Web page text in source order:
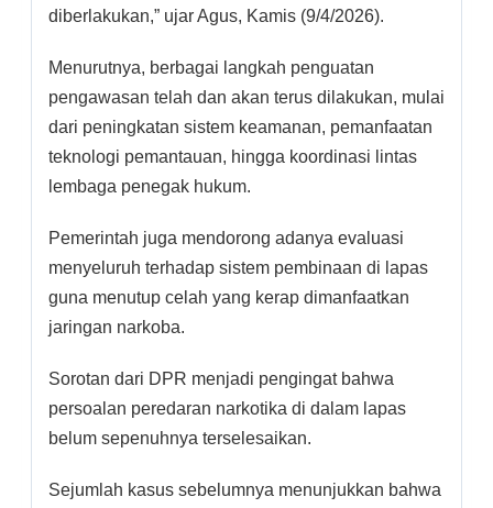
diberlakukan,” ujar Agus, Kamis (9/4/2026).
Menurutnya, berbagai langkah penguatan
pengawasan telah dan akan terus dilakukan, mulai
dari peningkatan sistem keamanan, pemanfaatan
teknologi pemantauan, hingga koordinasi lintas
lembaga penegak hukum.
Pemerintah juga mendorong adanya evaluasi
menyeluruh terhadap sistem pembinaan di lapas
guna menutup celah yang kerap dimanfaatkan
jaringan narkoba.
Sorotan dari DPR menjadi pengingat bahwa
persoalan peredaran narkotika di dalam lapas
belum sepenuhnya terselesaikan.
Sejumlah kasus sebelumnya menunjukkan bahwa